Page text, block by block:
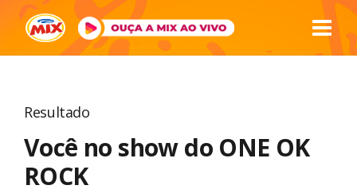
Resultado
Você no show do ONE OK
ROCK